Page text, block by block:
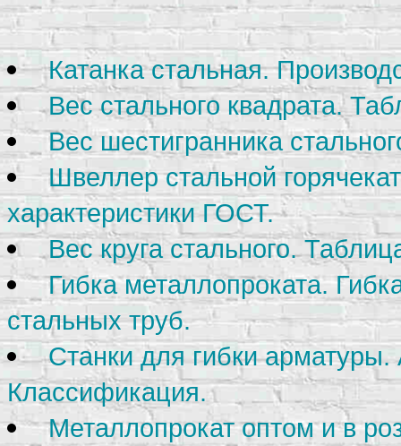
Катанка стальная.
Вес стального квадрата.
Вес шестигранника
Швеллер стальной
характеристики ГОСТ.
Вес круга стального.
Гибка металлопроката.
стальных труб.
Станки для гибки
Классификация.
Металлопрокат оптом и в